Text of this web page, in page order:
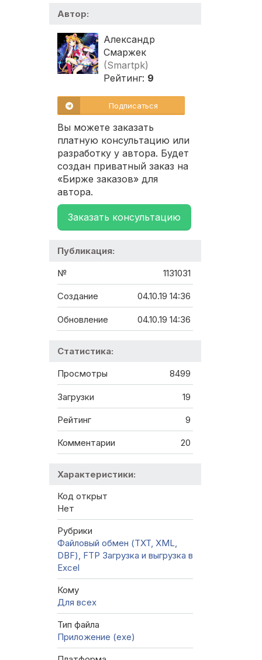
Автор:
Александр
Смаржек
(Smartpk)
Рейтинг: 9
Подписаться
Вы можете заказать
платную консультацию или
разработку у автора. Будет
создан приватный заказ на
«Бирже заказов» для
автора.
Заказать консультацию
Публикация:
№ 1131031
Создание 04.10.19 14:36
Обновление 04.10.19 14:36
Статистика:
Просмотры 8499
Загрузки 19
Рейтинг 9
Комментарии 20
Характеристики:
Код открыт
Нет
Рубрики
Файловый обмен (TXT, XML,
DBF), FTP Загрузка и выгрузка в
Excel
Кому
Для всех
Тип файла
Приложение (exe)